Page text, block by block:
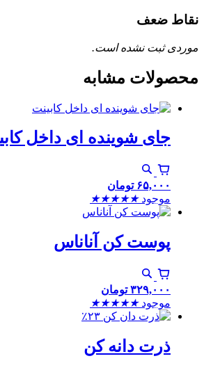
نقاط ضعف
موردی ثبت نشده است.
محصولات مشابه
جای شوینده ای داخل
۶۵,۰۰۰ تومان
موجود ★
★
★
★
★
پوست کن آناناس
۳۲۹,۰۰۰ تومان
موجود ★
★
★
★
★
٪۲۳
ذرت دانه کن